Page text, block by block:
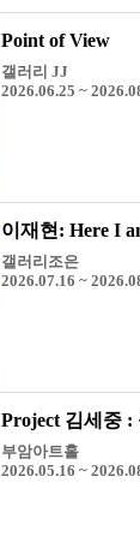
Point of View
갤러리 JJ
2026.06.25 ~
이재현: Here I
갤러리조은
2026.07.16 ~
Project 김세중 :
부암아트홀
2026.05.16 ~